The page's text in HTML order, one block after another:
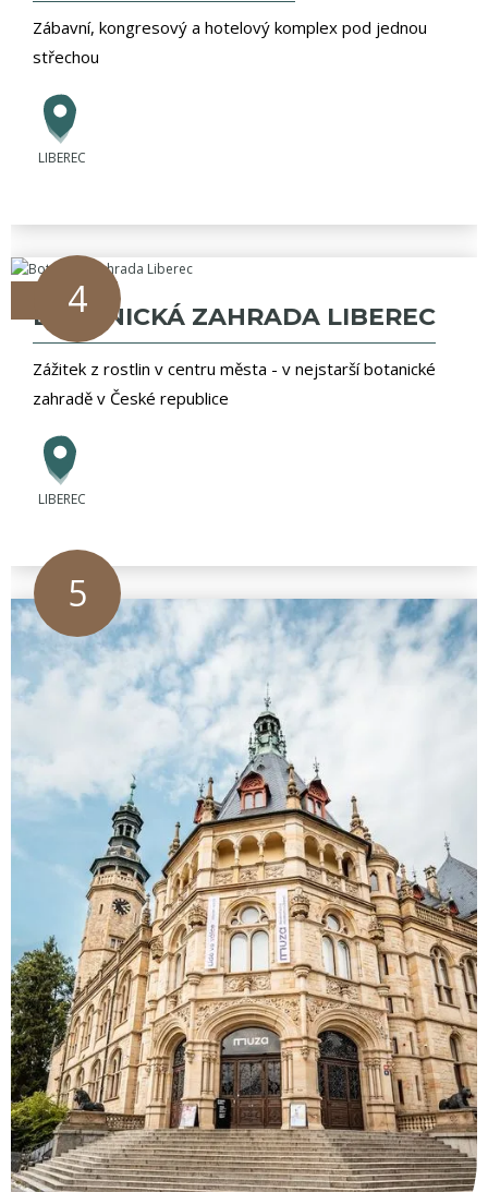
Zábavní, kongresový a hotelový komplex pod jednou
střechou
LIBEREC
zážitky
4
BOTANICKÁ ZAHRADA LIBEREC
Zážitek z rostlin v centru města - v nejstarší botanické
zahradě v České republice
LIBEREC
5